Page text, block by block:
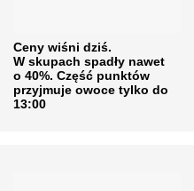
Ceny wiśni dziś.
W skupach spadły nawet
o 40%. Część punktów
przyjmuje owoce tylko do
13:00